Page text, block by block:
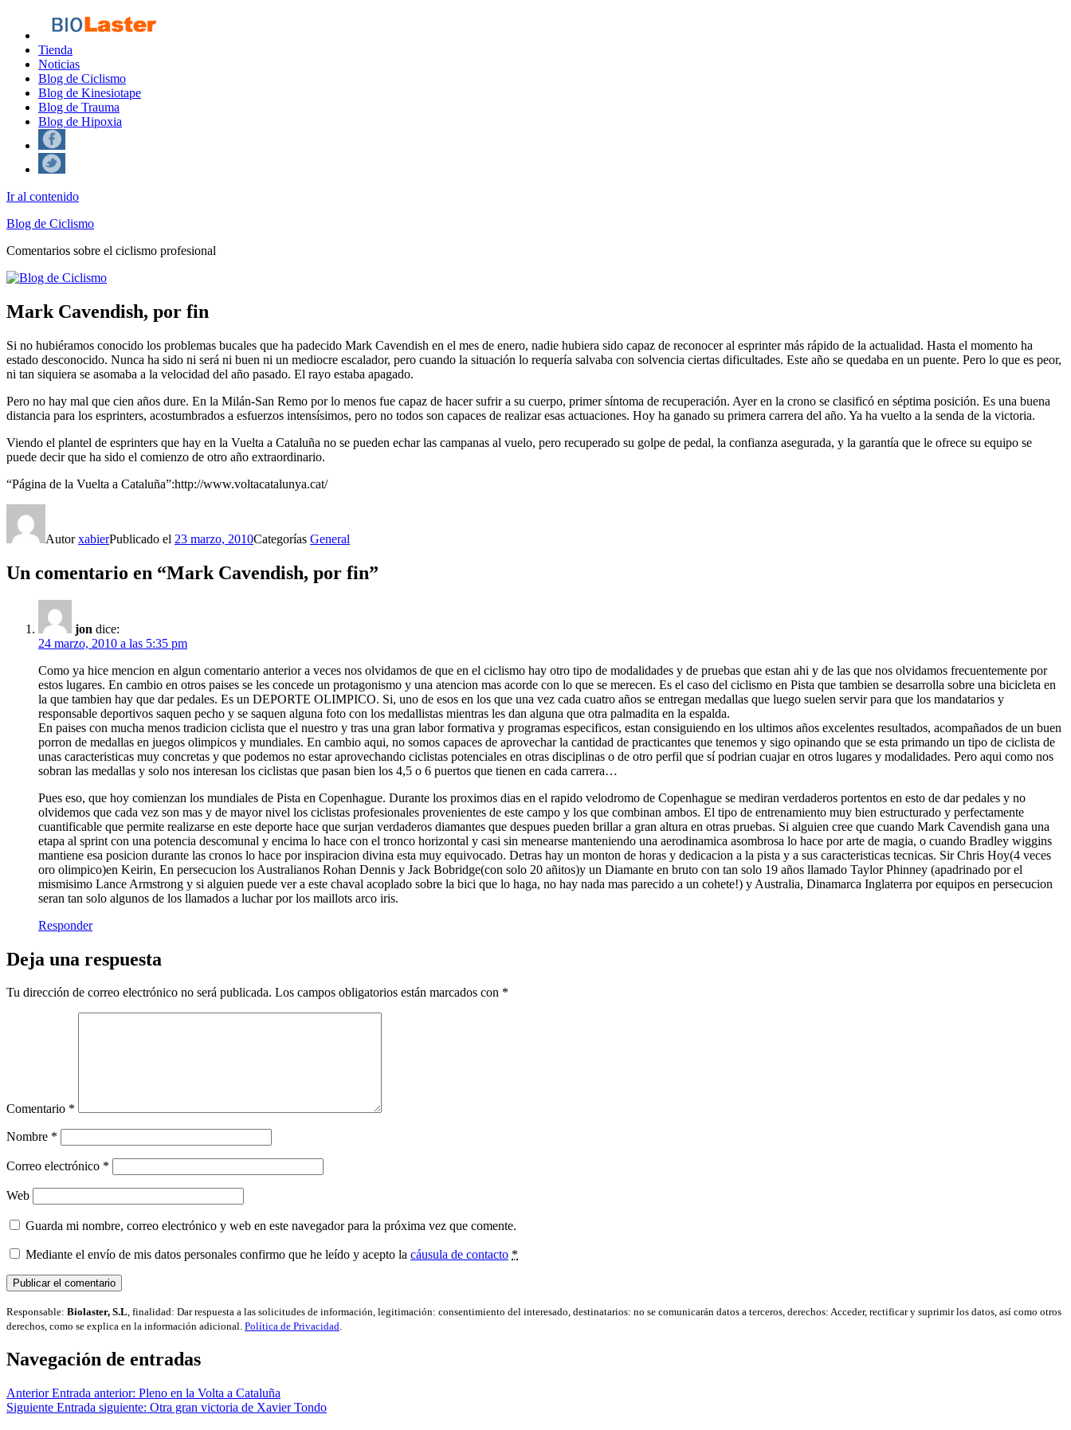
Tienda
Noticias
Blog de Ciclismo
Blog de Kinesiotape
Blog de Trauma
Blog de Hipoxia
Ir al contenido
Blog de Ciclismo
Comentarios sobre el ciclismo profesional
Mark Cavendish, por fin
Si no hubiéramos conocido los problemas bucales que ha padecido Mark Cavendish en el mes de enero, nadie hubiera sido capaz de reconocer al esprinter más rápido de la actualidad. Hasta el momento ha
estado desconocido. Nunca ha sido ni será ni buen ni un mediocre escalador, pero cuando la situación lo requería salvaba con solvencia ciertas dificultades. Este año se quedaba en un puente. Pero lo que es peor,
ni tan siquiera se asomaba a la velocidad del año pasado. El rayo estaba apagado.
Pero no hay mal que cien años dure. En la Milán-San Remo por lo menos fue capaz de hacer sufrir a su cuerpo, primer síntoma de recuperación. Ayer en la crono se clasificó en séptima posición. Es una buena
distancia para los esprinters, acostumbrados a esfuerzos intensísimos, pero no todos son capaces de realizar esas actuaciones. Hoy ha ganado su primera carrera del año. Ya ha vuelto a la senda de la victoria.
Viendo el plantel de esprinters que hay en la Vuelta a Cataluña no se pueden echar las campanas al vuelo, pero recuperado su golpe de pedal, la confianza asegurada, y la garantía que le ofrece su equipo se
puede decir que ha sido el comienzo de otro año extraordinario.
“Página de la Vuelta a Cataluña”:http://www.voltacatalunya.cat/
AutorxabierPublicado el 23 marzo, 2010Categorías General
Un comentario en “Mark Cavendish, por fin”
jon dice:
24 marzo, 2010 a las 5:35 pm
Como ya hice mencion en algun comentario anterior a veces nos olvidamos de que en el ciclismo hay otro tipo de modalidades y de pruebas que estan ahi y de las que nos olvidamos frecuentemente por
estos lugares. En cambio en otros paises se les concede un protagonismo y una atencion mas acorde con lo que se merecen. Es el caso del ciclismo en Pista que tambien se desarrolla sobre una bicicleta en
la que tambien hay que dar pedales. Es un DEPORTE OLIMPICO. Si, uno de esos en los que una vez cada cuatro años se entregan medallas que luego suelen servir para que los mandatarios y
responsable deportivos saquen pecho y se saquen alguna foto con los medallistas mientras les dan alguna que otra palmadita en la espalda.
En paises con mucha menos tradicion ciclista que el nuestro y tras una gran labor formativa y programas especificos, estan consiguiendo en los ultimos años excelentes resultados, acompañados de un buen
porron de medallas en juegos olimpicos y mundiales. En cambio aqui, no somos capaces de aprovechar la cantidad de practicantes que tenemos y sigo opinando que se esta primando un tipo de ciclista de
unas caracteristicas muy concretas y que podemos no estar aprovechando ciclistas potenciales en otras disciplinas o de otro perfil que sí podrian cuajar en otros lugares y modalidades. Pero aqui como nos
sobran las medallas y solo nos interesan los ciclistas que pasan bien los 4,5 o 6 puertos que tienen en cada carrera…
Pues eso, que hoy comienzan los mundiales de Pista en Copenhague. Durante los proximos dias en el rapido velodromo de Copenhague se mediran verdaderos portentos en esto de dar pedales y no
olvidemos que cada vez son mas y de mayor nivel los ciclistas profesionales provenientes de este campo y los que combinan ambos. El tipo de entrenamiento muy bien estructurado y perfectamente
cuantificable que permite realizarse en este deporte hace que surjan verdaderos diamantes que despues pueden brillar a gran altura en otras pruebas. Si alguien cree que cuando Mark Cavendish gana una
etapa al sprint con una potencia descomunal y encima lo hace con el tronco horizontal y casi sin menearse manteniendo una aerodinamica asombrosa lo hace por arte de magia, o cuando Bradley wiggins
mantiene esa posicion durante las cronos lo hace por inspiracion divina esta muy equivocado. Detras hay un monton de horas y dedicacion a la pista y a sus caracteristicas tecnicas. Sir Chris Hoy(4 veces
oro olimpico)en Keirin, En persecucion los Australianos Rohan Dennis y Jack Bobridge(con solo 20 añitos)y un Diamante en bruto con tan solo 19 años llamado Taylor Phinney (apadrinado por el
mismisimo Lance Armstrong y si alguien puede ver a este chaval acoplado sobre la bici que lo haga, no hay nada mas parecido a un cohete!) y Australia, Dinamarca Inglaterra por equipos en persecucion
seran tan solo algunos de los llamados a luchar por los maillots arco iris.
Responder
Deja una respuesta
Tu dirección de correo electrónico no será publicada. Los campos obligatorios están marcados con *
Comentario *
Nombre *
Correo electrónico *
Web
Guarda mi nombre, correo electrónico y web en este navegador para la próxima vez que comente.
Mediante el envío de mis datos personales confirmo que he leído y acepto la cáusula de contacto *
Responsable: Biolaster, S.L, finalidad: Dar respuesta a las solicitudes de información, legitimación: consentimiento del interesado, destinatarios: no se comunicarán datos a terceros, derechos: Acceder, rectificar y suprimir los datos, así como otros
derechos, como se explica en la información adicional. Política de Privacidad.
Navegación de entradas
Anterior Entrada anterior: Pleno en la Volta a Cataluña
Siguiente Entrada siguiente: Otra gran victoria de Xavier Tondo